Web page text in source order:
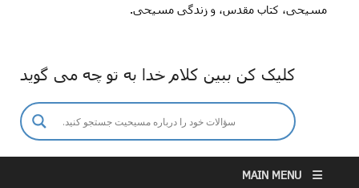
مسیحی، کتاب مقدس، و زندگی مسیحی.
کلیک کن ببین کلام خدا به تو چه می گوید
MAIN MENU